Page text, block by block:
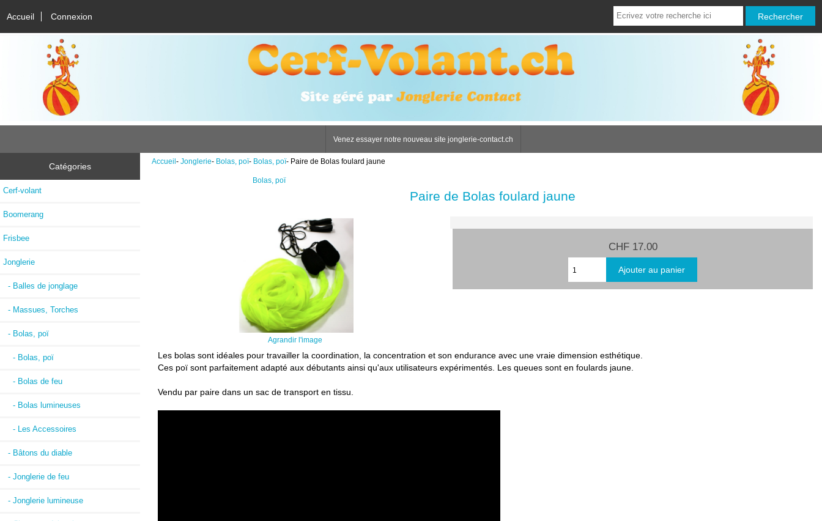
Accueil Connexion
Venez essayer notre nouveau site jonglerie-contact.ch
Catégories
Cerf-volant
Boomerang
Frisbee
Jonglerie
- Balles de jonglage
- Massues, Torches
- Bolas, poï
- Bolas, poï
- Bolas de feu
- Bolas lumineuses
- Les Accessoires
- Bâtons du diable
- Jonglerie de feu
- Jonglerie lumineuse
Accueil- Jonglerie- Bolas, poï- Bolas, poï- Paire de Bolas foulard jaune
Bolas, poï
Paire de Bolas foulard jaune
Agrandir l'image
CHF 17.00
Les bolas sont idéales pour travailler la coordination, la concentration et son endurance avec une vraie dimension esthétique.
Ces poï sont parfaitement adapté aux débutants ainsi qu'aux utilisateurs expérimentés. Les queues sont en foulards jaune.
Vendu par paire dans un sac de transport en tissu.